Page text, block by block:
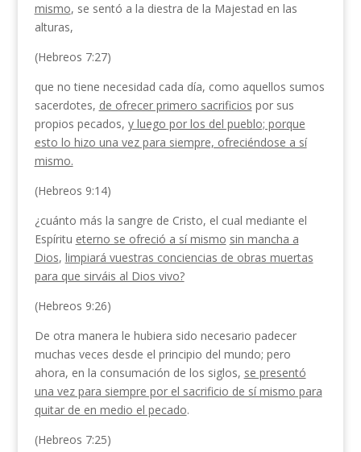
mismo, se sentó a la diestra de la Majestad en las
alturas,
(Hebreos 7:27)
que no tiene necesidad cada día, como aquellos sumos
sacerdotes, de ofrecer primero sacrificios por sus
propios pecados, y luego por los del pueblo; porque
esto lo hizo una vez para siempre, ofreciéndose a sí
mismo.
(Hebreos 9:14)
¿cuánto más la sangre de Cristo, el cual mediante el
Espíritu eterno se ofreció a sí mismo sin mancha a
Dios, limpiará vuestras conciencias de obras muertas
para que sirváis al Dios vivo?
(Hebreos 9:26)
De otra manera le hubiera sido necesario padecer
muchas veces desde el principio del mundo; pero
ahora, en la consumación de los siglos, se presentó
una vez para siempre por el sacrificio de sí mismo para
quitar de en medio el pecado.
(Hebreos 7:25)